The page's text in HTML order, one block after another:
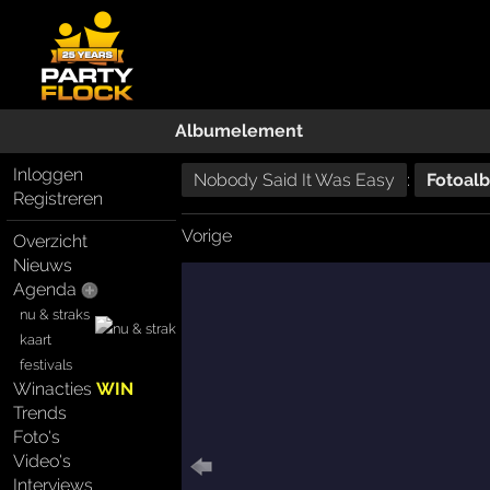
Albumelement
Inloggen
Registreren
Overzicht
Nieuws
Agenda
nu & straks
kaart
festivals
WinactiesWIN
Trends
Foto's
Video's
Interviews
Nobody Said It Was Easy :
Vorige